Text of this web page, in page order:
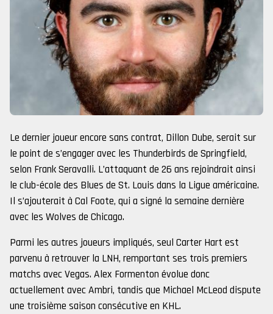
Le dernier joueur encore sans contrat, Dillon Dube, serait sur
le point de s’engager avec les Thunderbirds de Springfield,
selon Frank Seravalli. L’attaquant de 26 ans rejoindrait ainsi
le club-école des Blues de St. Louis dans la Ligue américaine.
Il s’ajouterait à Cal Foote, qui a signé la semaine dernière
avec les Wolves de Chicago.
Parmi les autres joueurs impliqués, seul Carter Hart est
parvenu à retrouver la LNH, remportant ses trois premiers
matchs avec Vegas. Alex Formenton évolue donc
actuellement avec Ambri, tandis que Michael McLeod dispute
une troisième saison consécutive en KHL.